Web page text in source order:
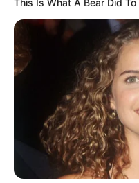
8. Em seguida, passe
miolo centralizado.